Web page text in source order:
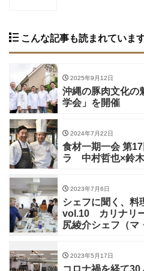
こんな記事も読まれていま
2025年9月12日
沖縄の豚肉文化の
学会」を開催
2024年7月22日
食材一期一会 第
ラ 中村哲也×鈴
2023年7月6日
シェフに聞く、料
vol.10 カリナリ
尻綾介シェフ（
2023年5月17日